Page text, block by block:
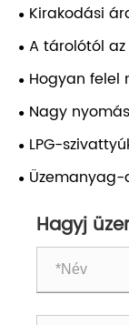
Kirakodási
áthelyezése a
A tárolótól
szivattyú,
Hogyan felel
többfokozatú
igényeknek?
Nagy
megvan a
LPG-
elemzése
Hagyj